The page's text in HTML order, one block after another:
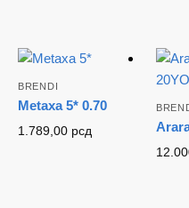
BRENDI
Metaxa 5* 0.70
1.789,00 рсд